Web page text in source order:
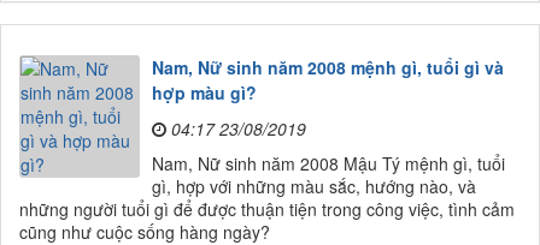
Nam, Nữ sinh năm 2008 mệnh gì, tuổi gì và
hợp màu gì?
04:17 23/08/2019
Nam, Nữ sinh năm 2008 Mậu Tý mệnh gì, tuổi
gì, hợp với những màu sắc, hướng nào, và
những người tuổi gì để được thuận tiện trong công việc, tình cảm
cũng như cuộc sống hàng ngày?